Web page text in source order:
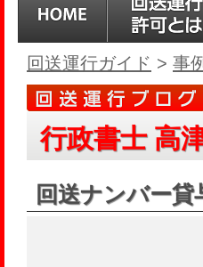
回送運行ガイド > 事
行政書士 高
回送ナンバー貸